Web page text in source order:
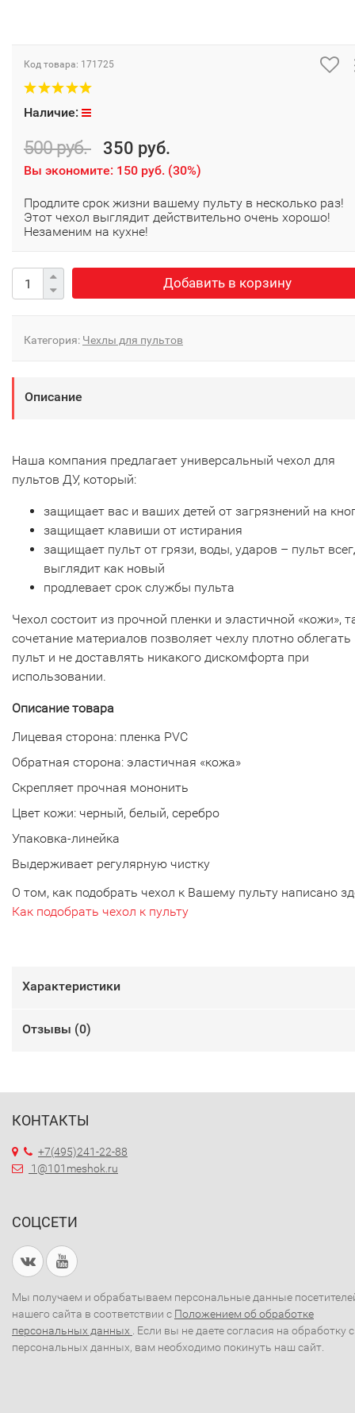
Код товара: 171725
Наличие:
500 руб. 350 руб.
Вы экономите: 150 руб. (30%)
Продлите срок жизни вашему пульту в несколько раз!
Этот чехол выглядит действительно очень хорошо!
Незаменим на кухне!
Добавить в корзину
Категория: Чехлы для пультов
Описание
Наша компания предлагает универсальный чехол для
пультов ДУ, который:
защищает вас и ваших детей от загрязнений на
защищает клавиши от истирания
защищает пульт от грязи, воды, ударов – пульт
выглядит как новый
продлевает срок службы пульта
Чехол состоит из прочной пленки и эластичной «кожи»,
сочетание материалов позволяет чехлу плотно облегать
пульт и не доставлять никакого дискомфорта при
использовании.
Описание товара
Лицевая сторона: пленка PVC
Обратная сторона: эластичная «кожа»
Скрепляет прочная мононить
Цвет кожи: черный, белый, серебро
Упаковка-линейка
Выдерживает регулярную чистку
О том, как подобрать чехол к Вашему пульту написано
Как подобрать чехол к пульту
Характеристики
Отзывы (0)
КОНТАКТЫ
+7(495)241-22-88
1@101meshok.ru
СОЦСЕТИ
Мы получаем и обрабатываем персональные данные
нашего сайта в соответствии с Положением об обработке
персональных данных . Если вы не даете согласия на обработку
персональных данных, вам необходимо покинуть наш сайт.